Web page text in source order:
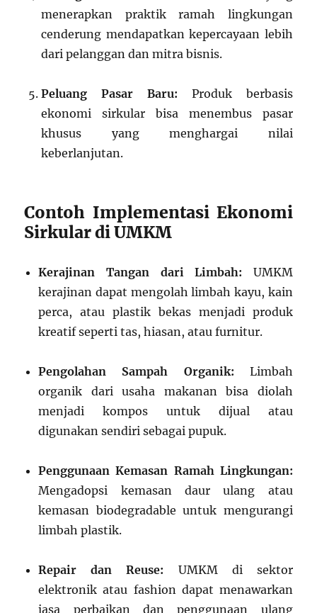
menerapkan praktik ramah lingkungan
cenderung mendapatkan kepercayaan lebih
dari pelanggan dan mitra bisnis.
Peluang Pasar Baru: Produk berbasis
ekonomi sirkular bisa menembus pasar
khusus yang menghargai nilai
keberlanjutan.
Contoh Implementasi Ekonomi
Sirkular di UMKM
Kerajinan Tangan dari Limbah: UMKM
kerajinan dapat mengolah limbah kayu, kain
perca, atau plastik bekas menjadi produk
kreatif seperti tas, hiasan, atau furnitur.
Pengolahan Sampah Organik: Limbah
organik dari usaha makanan bisa diolah
menjadi kompos untuk dijual atau
digunakan sendiri sebagai pupuk.
Penggunaan Kemasan Ramah Lingkungan:
Mengadopsi kemasan daur ulang atau
kemasan biodegradable untuk mengurangi
limbah plastik.
Repair dan Reuse: UMKM di sektor
elektronik atau fashion dapat menawarkan
jasa perbaikan dan penggunaan ulang